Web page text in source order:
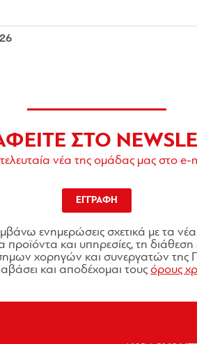
ΣΤΟ
νέα της ομάδας μας στο e-
ΕΓΓΡΑΦΗ
ενημερώσεις σχετικά με τα
και υπηρεσίες, τη διάθεση
χορηγών και συνεργατών της
και αποδέχομαι τους όρους